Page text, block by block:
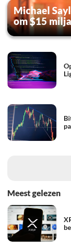
Michael
om $15
Meest gelezen